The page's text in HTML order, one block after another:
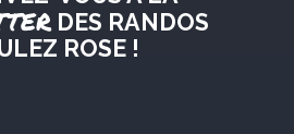
DES RANDOS
ROSE !